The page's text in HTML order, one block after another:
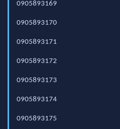
0905893169
0905893170
0905893171
0905893172
0905893173
0905893174
0905893175